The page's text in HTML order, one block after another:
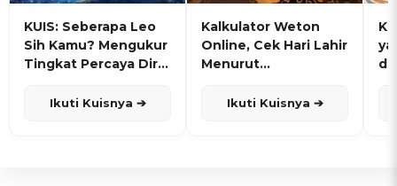
KUIS: Seberapa Leo
Sih Kamu? Mengukur
Tingkat Percaya Diri
Ikuti Kuisnya ➔
Kalkulator Weton
Online, Cek Hari Lahir
Menurut
Ikuti Kuisnya ➔